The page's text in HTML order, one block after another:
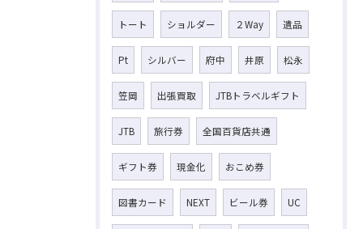
トート ショルダー ２Way 遺品
Pt シルバー 府中 井原 松永
笠岡 出張買取 JTBトラベルギフト
JTB 旅行券 全国百貨店共通
ギフト券 現金化 おこめ券
図書カード NEXT ビール券 UC